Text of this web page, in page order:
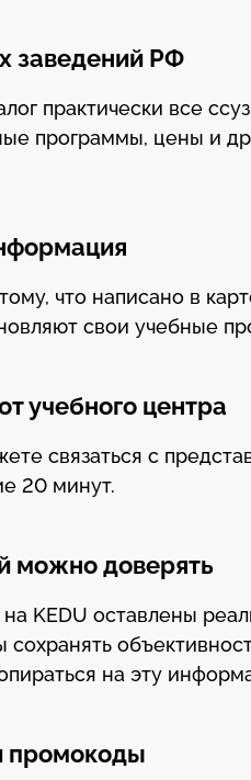
заведений РФ
практически все
программы, цены и
что написано в
свои учебные
учебного центра
связаться с
20 минут.
можно доверять
KEDU оставлены
на эту
промокоды